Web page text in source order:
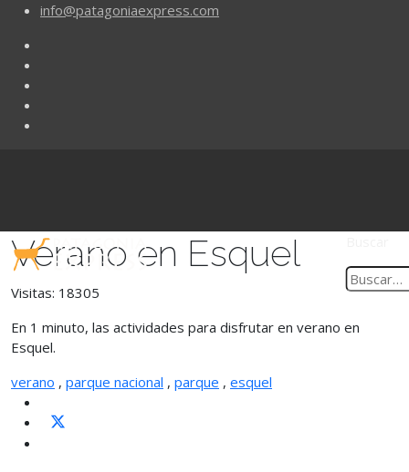
info@patagoniaexpress.com
Verano en Esquel
Visitas: 18305
En 1 minuto, las actividades para disfrutar en verano en
Esquel.
verano , parque nacional , parque , esquel